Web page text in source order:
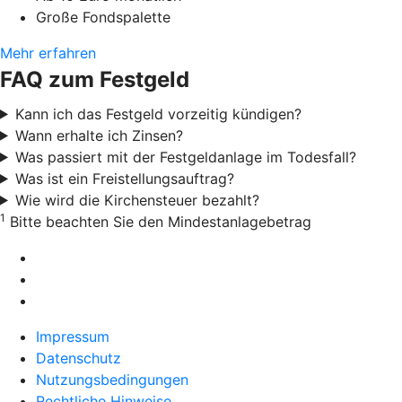
Große Fondspalette
Mehr erfahren
FAQ zum Festgeld
Kann ich das Festgeld vorzeitig kündigen?
Wann erhalte ich Zinsen?
Was passiert mit der Festgeldanlage im Todesfall?
Was ist ein Freistellungsauftrag?
Wie wird die Kirchensteuer bezahlt?
1 Bitte beachten Sie den Mindestanlagebetrag
Impressum
Datenschutz
Nutzungsbedingungen